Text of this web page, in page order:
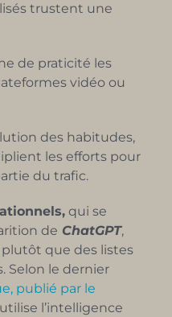
trustent une
de praticité les
vidéo ou
des habitudes,
les efforts pour
du trafic.
qui se
de ChatGPT,
que des listes
Selon le dernier
publié par le
l’intelligence